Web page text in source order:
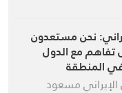
نحن مستعدون
تفاهم مع الدول
المنطقة
مسعود